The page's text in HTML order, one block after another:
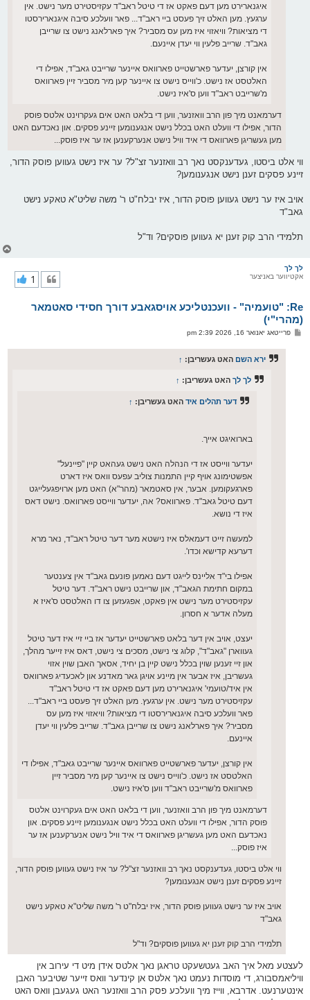
איגנארירט מען דעם פאקט אז די טיטל ראב"ד עקזיסטירט מער נישט. אין
ערגעץ. מען האלט זיך פעסט ביי ראב"ד... פאר וועלכע סיבה איגנארירסטו
די מציאות? וויאזוי איז מען עס מסביר? איך פארלאנג נישט צו שרייבן
גאב"ד. שרייב פלעין ווי יעדן איינעם.
אין קורצן, יעדער פארשטייט פארוואס איינער שרייבט גאב"ד, אפילו די
האלטסט אז נישט. כ'ווייס נישט צו איינער קען מיר מסביר זיין פארוואס
מ'שרייבט ראב"ד ווען ס'איז נישט.
דערמאנט מיך פון הרב וואזנער, ווען די בלאט האט אים געקרוינט אלטס פוסק
הדור, אפילו די וועלט האט בכלל נישט אנגענומען זיינע פסקים. און נאכדעם האט
מען געשריגן פארוואס די איד וויל נישט אנערקענען אז ער איז פוסק...
ווי אלט ביסטו, געדענקסט נאך רב וואזנער זצ"ל? ער איז נישט געווען פוסק הדור,
זיינע פסקים זענן נישט אנגענומען?
אויב איז ער נישט געווען פוסק הדור, איז יבלח"ט ר' משה שליט"א טאקע נישט
גאב"ד
תלמידי הרב קוק זענן יא געווען פוסקים? וד"ל
לך לך
אקטיווער באניצער
Re: "טועמיה" - וועכנטליכע אויסגאבע דורך חסידי סאטמאר
(מהרי"י)
1
פפרייטאג יאנואר 16, 2026 2:39 pm
ירא השם האט געשריבן: ↑
לך לך האט געשריבן: ↑
דער תהלים איד האט געשריבן: ↑
בארואיגט אייך.
יעדער ווייסט אז די הנהלה האט נישט געהאט קיין "פיינעל"
אפשטימונג אויף קיין התמנות צוליב עפעס וואס איז דארט
פארגעקומען. אבער, אין סאטמאר (מהר"א) האט מען ארויפגעלייגט
דעם טיטל גאב"ד. פארוואס? אה, יעדער ווייסט פארוואס. נישט דאס
איז די נושא.
למעשה זייט דעמאלס איז נישטא מער דער טיטל ראב"ד, נאר מרא
דערעא קדישא וכדו'.
אפילו בי"ד אליינס לייגט דעם נאמען פונעם גאב"ד אין צענטער
במקום חתימת הגאב"ד, און שרייבט נישט ראב"ד. דער טיטל
עקזיסטירט מער נישט אין פאקט, אפגעזען צו דו האלטסט ס'איז א
מעלה אדער א חסרון.
יעצט, אויב אין דער בלאט פארשטייט יעדער אז ביי זיי איז דער טיטל
געווארן "גאב"ד", קלוג צי נישט, מסכים צי נישט, דאס איז זייער מהלך,
און זיי זענען שוין בכלל נישט קיין בן יחיד, אסאך האבן שוין אזוי
געשריבן, איז אבער אין מיינע אויגן גאר מאדנע און לאכעדיג פארוואס
אין איד/טועמי' איגנארירט מען דעם פאקט אז די טיטל ראב"ד
עקזיסטירט מער נישט. אין ערגעץ. מען האלט זיך פעסט ביי ראב"ד...
פאר וועלכע סיבה איגנארירסטו די מציאות? וויאזוי איז מען עס
מסביר? איך פארלאנג נישט צו שרייבן גאב"ד. שרייב פלעין ווי יעדן
איינעם.
אין קורצן, יעדער פארשטייט פארוואס איינער שרייבט גאב"ד, אפילו די
האלטסט אז נישט. כ'ווייס נישט צו איינער קען מיר מסביר זיין
פארוואס מ'שרייבט ראב"ד ווען ס'איז נישט.
דערמאנט מיך פון הרב וואזנער, ווען די בלאט האט אים געקרוינט אלטס
פוסק הדור, אפילו די וועלט האט בכלל נישט אנגענומען זיינע פסקים. און
נאכדעם האט מען געשריגן פארוואס די איד וויל נישט אנערקענען אז ער
איז פוסק...
ווי אלט ביסטו, געדענקסט נאך רב וואזנער זצ"ל? ער איז נישט געווען פוסק הדור,
זיינע פסקים זענן נישט אנגענומען?
אויב איז ער נישט געווען פוסק הדור, איז יבלח"ט ר' משה שליט"א טאקע נישט
גאב"ד
תלמידי הרב קוק זענן יא געווען פוסקים? וד"ל
לעצטע מאל איך האב געטשעקט טראגן נאך אלטס אידן מיט די עירוב אין
וויליאמסבורג, די מוסדות נעמט נאך אלטס אן קינדער וואס זייער שטיבער האבן
אינטערנעט. אדרבא, ווייז מיך וועלכע פסק הרב וואזנער האט געגעבן וואס האט